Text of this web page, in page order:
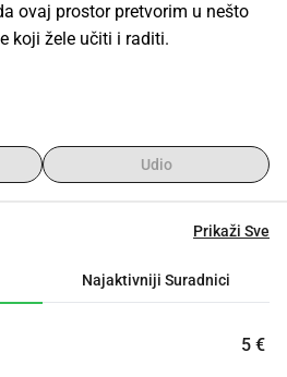
ovaj prostor pretvorim u nešto
koji žele učiti i raditi.
Udio
Prikaži Sve
Najaktivniji Suradnici
5 €